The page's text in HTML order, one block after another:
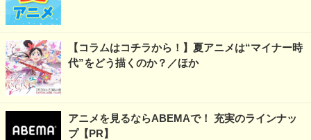
【コラムはコチラから！】夏アニメは“マイナー時
代”をどう描くのか？／ほか
アニメを見るならABEMAで！ 充実のラインナッ
プ【PR】